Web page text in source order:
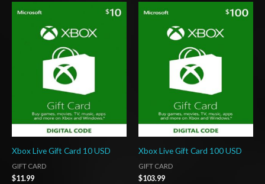
Xbox Live Gift Card 10 USD
GIFT CARD
$11.99
Xbox Live Gift Card 100 USD
GIFT CARD
$103.99